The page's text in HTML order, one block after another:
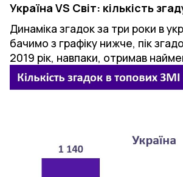
Україна VS Світ: кількість
Динаміка згадок за три роки в
бачимо з графіку нижче, пік
2019 рік, навпаки, отримав